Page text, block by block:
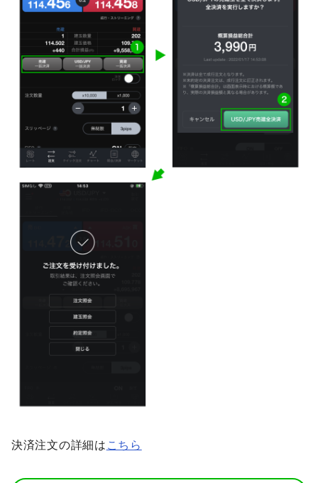
決済注文の詳細は こちら